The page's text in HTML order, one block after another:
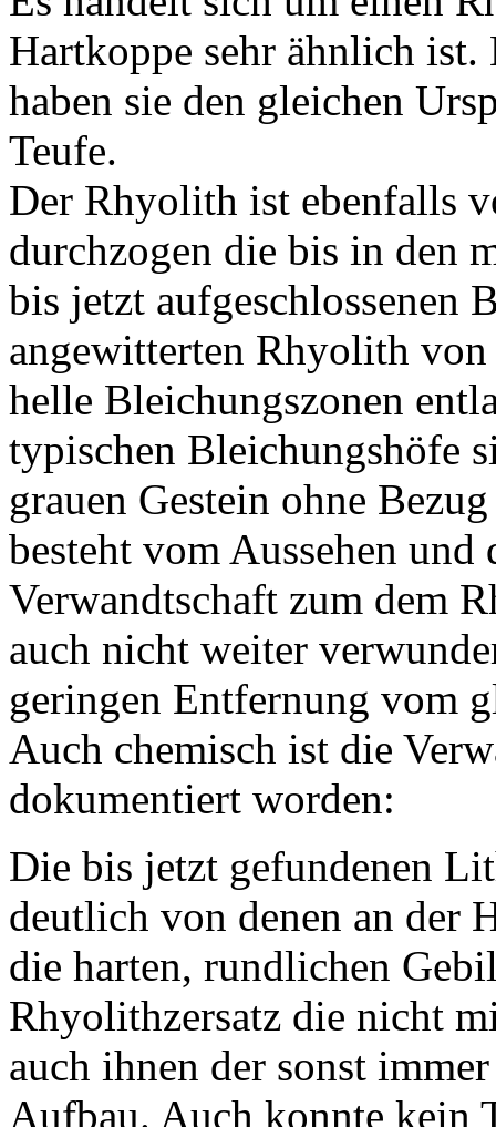
Hartkoppe sehr ähnlich
haben sie den gleichen
Teufe.
Der Rhyolith ist ebenfalls
durchzogen die bis in den
bis jetzt aufgeschlossenen
angewitterten Rhyolith von
helle Bleichungszonen
typischen Bleichungshöfe
grauen Gestein ohne
besteht vom Aussehen
Verwandtschaft zum dem
auch nicht weiter
geringen Entfernung vom
Auch chemisch ist die
dokumentiert worden:
Die bis jetzt gefundenen
deutlich von denen an der
die harten, rundlichen
Rhyolithzersatz die nicht
auch ihnen der sonst
Aufbau. Auch konnte kein